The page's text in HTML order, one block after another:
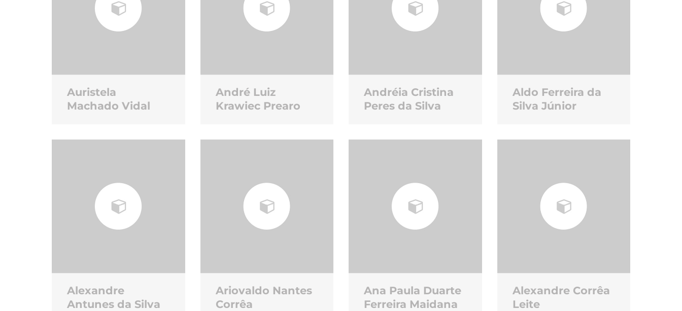
Auristela
Machado Vidal
André Luiz
Krawiec Prearo
Andréia Cristina
Peres da Silva
Aldo Ferreira da
Silva Júnior
Alexandre
Antunes da Silva
Ariovaldo Nantes
Corrêa
Ana Paula Duarte
Ferreira Maidana
Alexandre Corrêa
Leite